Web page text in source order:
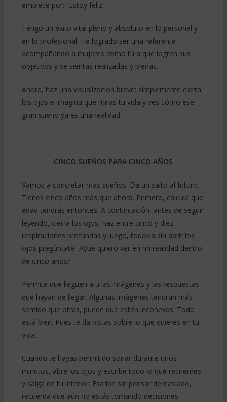
empiece por: “Estoy feliz”
Tengo un éxito vital pleno y absoluto en lo personal y
en lo profesional. He logrado ser una referente
acompañando a mujeres como tú a que logren sus
objetivos y se sientas realizadas y plenas.
Ahora, haz una visualización breve: simplemente cierra
los ojos e imagina que miras tu vida y ves cómo ese
gran sueño ya es una realidad.
CINCO SUEÑOS PARA CINCO AÑOS
Vamos a concretar más sueños. Da un salto al futuro.
Tienes cinco años más que ahora. Primero, calcula que
edad tendrás entonces. A continuación, antes de seguir
leyendo, cierra los ojos, haz entre cinco y diez
respiraciones profundas y luego, todavía sin abrir los
ojos pregúntate: ¿Qué quiero ver en mi realidad dentro
de cinco años?
Permite que lleguen a ti las imágenes y las respuestas
que hayan de llegar. Algunas imágenes tendrán más
sentido que otras, puede que estén inconexas. Todo
está bien. Pues te da pistas sobre lo que quieres en tu
vida.
Cuando te hayas permitido soñar durante unos
minutos, abre los ojos y escribe todo lo que recuerdes
y salga de tu interior. Escribe sin pensar demasiado,
recuerda que aún no estás tomando decisiones.